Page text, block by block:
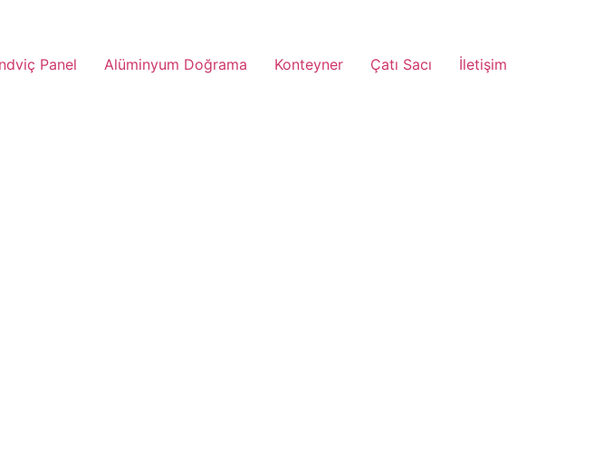
Panel Alüminyum Doğrama Konteyner Çatı Sacı İletişim